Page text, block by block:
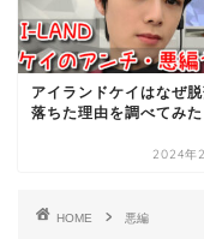
アイランドケイはなぜ脱
落ちた理由を調べてみた
2024年
HOME 悪編